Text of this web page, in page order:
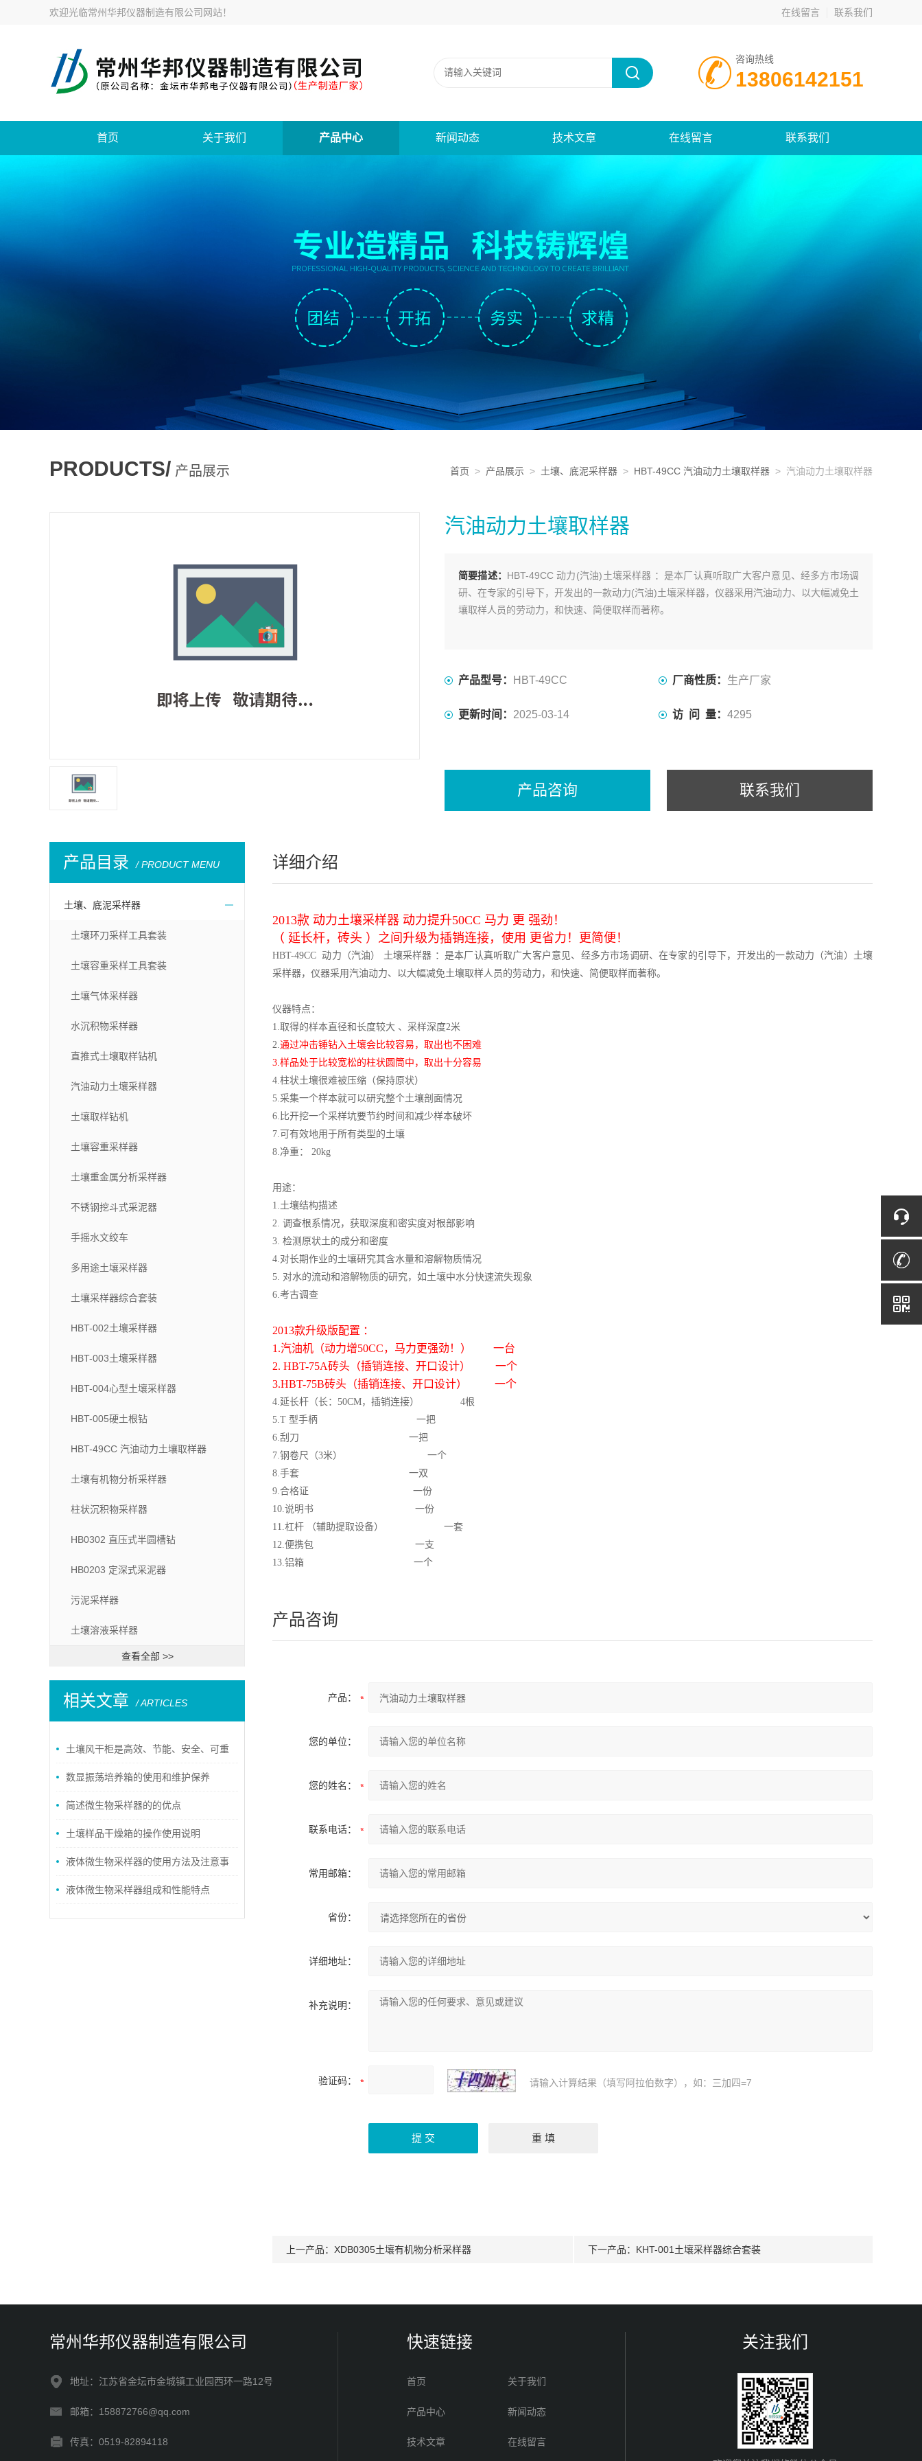
欢迎光临常州华邦仪器制造有限公司网站！ 在线留言 联系我们
咨询热线
13806142151
首页 关于我们 产品中心 新闻动态 技术文章 在线留言 联系我们
PRODUCTS/ 产品展示 首页 > 产品展示 > 土壤、底泥采样器 > HBT-49CC 汽油动力土壤取样器 > 汽油动力土壤取样器
汽油动力土壤取样器
简要描述： HBT-49CC 动力(汽油)土壤采样器 ：是本厂认真听取广大客户意见、经多方市场调
研、在专家的引导下，开发出的一款动力(汽油)土壤采样器，仪器采用汽油动力、以大幅减免土
壤取样人员的劳动力，和快速、简便取样而著称。
产品型号： HBT-49CC 厂商性质： 生产厂家
更新时间： 2025-03-14 访 问 量： 4295
产品咨询 联系我们
产品目录 / PRODUCT MENU
土壤、底泥采样器
土壤环刀采样工具套装
土壤容重采样工具套装
土壤气体采样器
水沉积物采样器
直推式土壤取样钻机
汽油动力土壤采样器
土壤取样钻机
土壤容重采样器
土壤重金属分析采样器
不锈钢挖斗式采泥器
手摇水文绞车
多用途土壤采样器
土壤采样器综合套装
HBT-002土壤采样器
HBT-003土壤采样器
HBT-004心型土壤采样器
HBT-005硬土根钻
HBT-49CC 汽油动力土壤取样器
土壤有机物分析采样器
柱状沉积物采样器
HB0302 直压式半圆槽钻
HB0203 定深式采泥器
污泥采样器
土壤溶液采样器
查看全部 >>
相关文章 / ARTICLES
土壤风干柜是高效、节能、安全、可重
复的设备
数显振荡培养箱的使用和维护保养
简述微生物采样器的的优点
土壤样品干燥箱的操作使用说明
液体微生物采样器的使用方法及注意事
项说明
液体微生物采样器组成和性能特点
详细介绍
2013款 动力土壤采样器 动力提升50CC 马力 更 强劲！
（ 延长杆，砖头 ）之间升级为插销连接，使用 更省力！更简便！
HBT-49CC动力（汽油） 土壤采样器 ：是本厂认真听取广大客户意见、经多方市场调研、在专家的引导下，开发出的一款动力（汽油）土壤
采样器，仪器采用汽油动力、以大幅减免土壤取样人员的劳动力，和快速、简便取样而著称。
仪器特点：
1.取得的样本直径和长度较大 、采样深度2米
2.通过冲击锤钻入土壤会比较容易，取出也不困难
3.样品处于比较宽松的柱状圆筒中，取出十分容易
4.柱状土壤很难被压缩（保持原状）
5.采集一个样本就可以研究整个土壤剖面情况
6. 比开挖一个采样坑要节约时间和减少样本破坏
7. 可有效地用于所有类型的土壤
8.净重： 20kg
用途：
1.土壤结构描述
2. 调查根系情况，获取深度和密实度对根部影响
3. 检测原状土的成分和密度
4.对长期作业的土壤研究其含水量和溶解物质情况
5. 对水的流动和溶解物质的研究，如土壤中水分快速流失现象
6.考古调查
2013款升级版配置 ：
1.汽油机（动力增50CC，马力更强劲！）
一台
2. HBT-75A砖头（插销连接、开口设计）
一个
3.HBT-75B砖头（插销连接、开口设计） 一个
4.延长杆（长： 50CM，插销连接） 4根
5.T 型手柄 一把
6.刮刀 一把
7.钢卷尺（3米） 一个
8.手套
一双
9.合格证 一份
10.说明书 一份
11.杠杆 （辅助提取设备）
一套
12.便携包 一支
13.铝箱 一个
产品咨询
产品：
您的单位：
您的姓名：
联系电话：
常用邮箱：
省份：
详细地址：
补充说明：
验证码： 请输入计算结果（填写阿拉伯数字），如：三加四=7
上一产品： XDB0305土壤有机物分析采样器 下一产品： KHT-001土壤采样器综合套装
常州华邦仪器制造有限公司
地址：江苏省金坛市金城镇工业园西环一路12号
邮箱：158872766@qq.com
传真：0519-82894118
快速链接
首页 关于我们
产品中心 新闻动态
技术文章 在线留言
关注我们